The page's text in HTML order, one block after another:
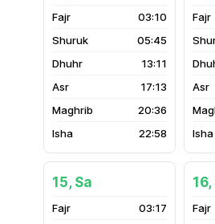
03:10
05:45
13:11
17:13
20:36
22:58
15, Sa
03:17
16,